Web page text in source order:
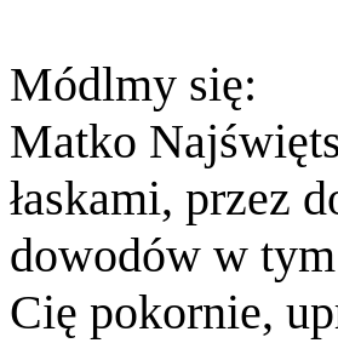
Módlmy się:
Matko
łaskami, przez
dowodów w
Cię pokornie,